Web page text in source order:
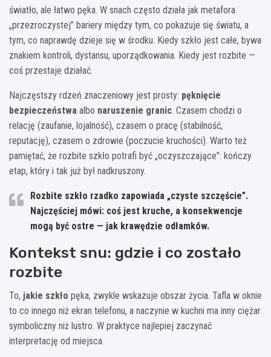
światło, ale łatwo pęka. W snach często działa jak metafora
„przezroczystej” bariery między tym, co pokazuje się światu, a
tym, co naprawdę dzieje się w środku. Kiedy szkło jest całe, bywa
znakiem kontroli, dystansu, uporządkowania. Kiedy jest rozbite —
coś przestaje działać.
Najczęstszy rdzeń znaczeniowy jest prosty: pęknięcie
bezpieczeństwa albo naruszenie granic. Czasem chodzi o
relację (zaufanie, lojalność), czasem o pracę (stabilność,
reputację), czasem o zdrowie (poczucie kruchości). Warto też
pamiętać, że rozbite szkło potrafi być „oczyszczające”: kończy
etap, który i tak już był nadkruszony.
Rozbite szkło rzadko zapowiada „czyste szczęście”.
Najczęściej mówi: coś jest kruche, a konsekwencje
mogą być ostre — jak krawędzie odłamków.
Kontekst snu: gdzie i co zostało
rozbite
To, jakie szkło pęka, zwykle wskazuje obszar życia. Tafla w oknie
to co innego niż ekran telefonu, a naczynie w kuchni ma inny ciężar
symboliczny niż lustro. W praktyce najlepiej zaczynać
interpretację od miejsca.